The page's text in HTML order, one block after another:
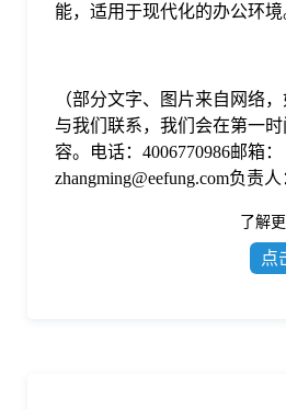
能，适用于现代化的办公环境
（部分文字、图片来自网络
与我们联系，我们会在第一
容。电话：4006770986邮箱：
zhangming@eefung.com负责人
了解
点